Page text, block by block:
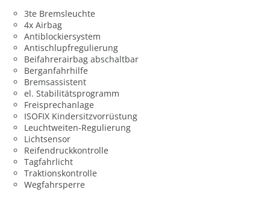
3te Bremsleuchte
4x Airbag
Antiblockiersystem
Antischlupfregulierung
Beifahrerairbag abschaltbar
Berganfahrhilfe
Bremsassistent
el. Stabilitätsprogramm
Freisprechanlage
ISOFIX Kindersitzvorrüstung
Leuchtweiten-Regulierung
Lichtsensor
Reifendruckkontrolle
Tagfahrlicht
Traktionskontrolle
Wegfahrsperre